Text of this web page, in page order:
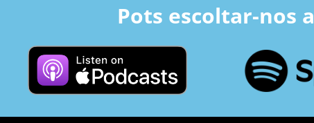
Pots escoltar-nos a